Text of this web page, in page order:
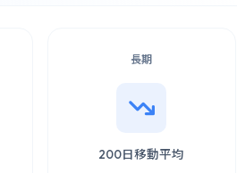
長期
200日移動平均